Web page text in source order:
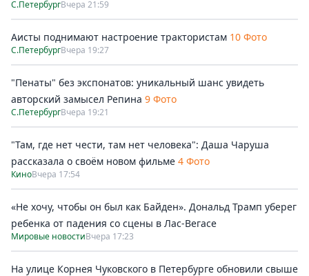
С.ПетербургВчера 21:59
Аисты поднимают настроение трактористам 10 Фото
С.ПетербургВчера 19:27
"Пенаты" без экспонатов: уникальный шанс увидеть
авторский замысел Репина 9 Фото
С.ПетербургВчера 19:21
"Там, где нет чести, там нет человека": Даша Чаруша
рассказала о своём новом фильме 4 Фото
КиноВчера 17:54
«Не хочу, чтобы он был как Байден». Дональд Трамп уберег
ребенка от падения со сцены в Лас-Вегасе
Мировые новостиВчера 17:23
На улице Корнея Чуковского в Петербурге обновили свыше